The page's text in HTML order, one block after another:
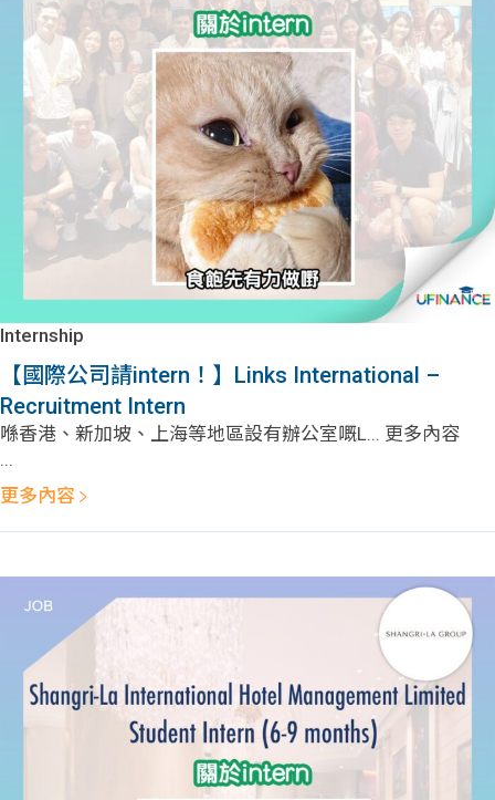
Internship
【國際公司請intern！】Links International –
Recruitment Intern
喺香港、新加坡、上海等地區設有辦公室嘅L... 更多內容
...
更多內容